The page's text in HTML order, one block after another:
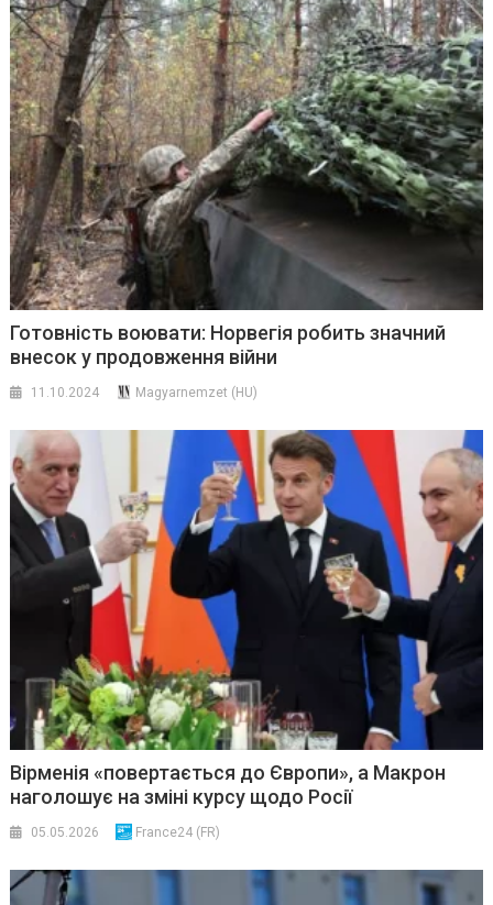
Готовність воювати: Норвегія робить значний
внесок у продовження війни
11.10.2024 Magyarnemzet (HU)
Вірменія «повертається до Європи», а Макрон
наголошує на зміні курсу щодо Росії
05.05.2026 France24 (FR)